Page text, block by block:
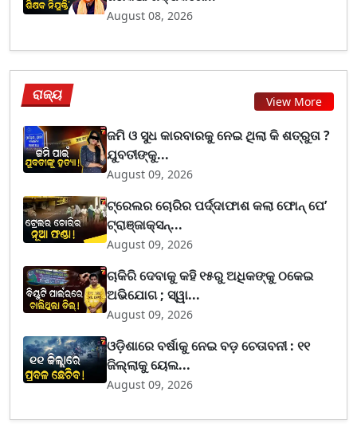
August 08, 2026
ରାଜ୍ୟ View More
ଜମି ଓ ସୁଧ କାରବାରକୁ ନେଇ ଥିଲା କି ଶତ୍ରୁତା ?
ଯୁବତୀଙ୍କୁ...
August 09, 2026
ଟ୍ରେଲର ଚୋରିର ପର୍ଦ୍ଦାଫାଶ କଲା ଫୋନ୍ ପେ’
ଟ୍ରାଞ୍ଜାକ୍ସନ୍...
August 09, 2026
ଚାକିରି ଦେବାକୁ କହି ୧୫ରୁ ଅଧିକଙ୍କୁ ଠକେଇ
ଅଭିଯୋଗ ; ସ୍ୱା...
August 09, 2026
ଓଡ଼ିଶାରେ ବର୍ଷାକୁ ନେଇ ବଡ଼ ଚେତାବନୀ : ୧୧
ଜିଲ୍ଲାକୁ ୟେଲ...
August 09, 2026